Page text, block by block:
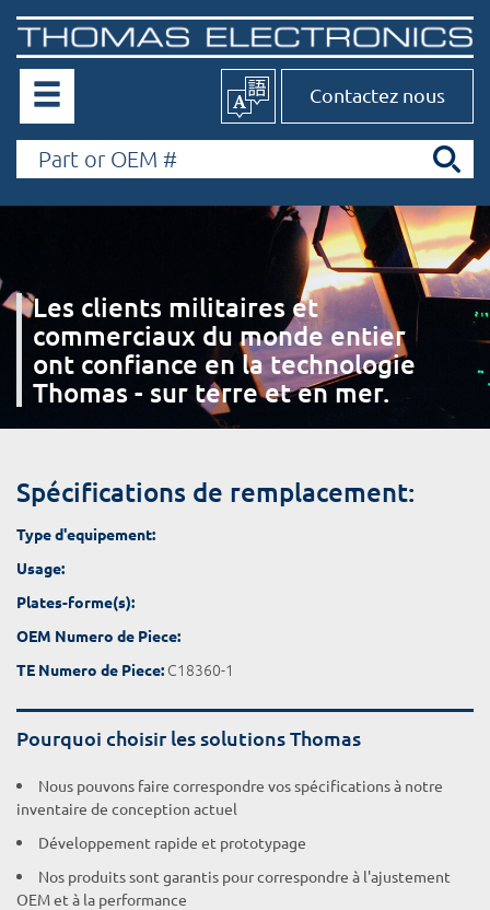
Contactez nous
Les clients militaires et
commerciaux du monde entier
ont confiance en la technologie
Thomas - sur terre et en mer.
Spécifications de remplacement:
Type d'equipement:
Usage:
Plates-forme(s):
OEM Numero de Piece:
TE Numero de Piece: C18360-1
Pourquoi choisir les solutions Thomas
Nous pouvons faire correspondre vos spécifications à notre
inventaire de conception actuel
Développement rapide et prototypage
Nos produits sont garantis pour correspondre à l'ajustement
OEM et à la performance